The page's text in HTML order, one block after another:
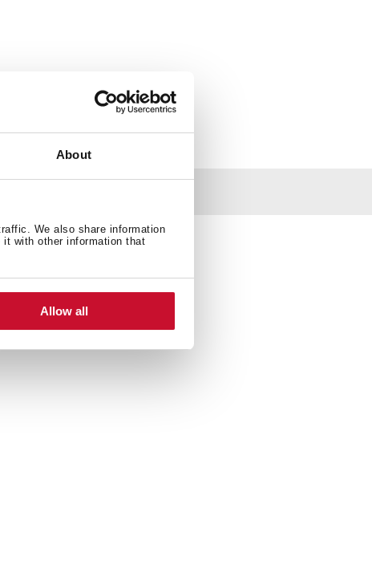
About
We also share information
with other information that
Allow all